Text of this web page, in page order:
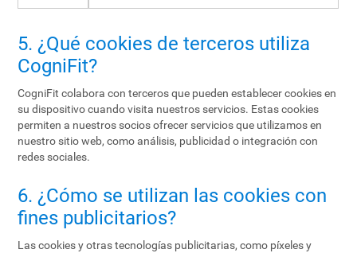
5. ¿Qué cookies de terceros utiliza
CogniFit?
CogniFit colabora con terceros que pueden establecer cookies en
su dispositivo cuando visita nuestros servicios. Estas cookies
permiten a nuestros socios ofrecer servicios que utilizamos en
nuestro sitio web, como análisis, publicidad o integración con
redes sociales.
6. ¿Cómo se utilizan las cookies con
fines publicitarios?
Las cookies y otras tecnologías publicitarias, como píxeles y